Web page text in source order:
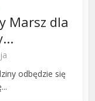
Marsz dla
odbędzie się